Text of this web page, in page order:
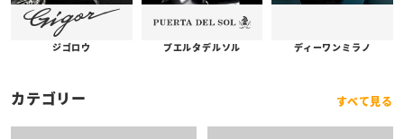
ジゴロウ プエルタデルソル ディーワンミラノ
カテゴリー すべて見る